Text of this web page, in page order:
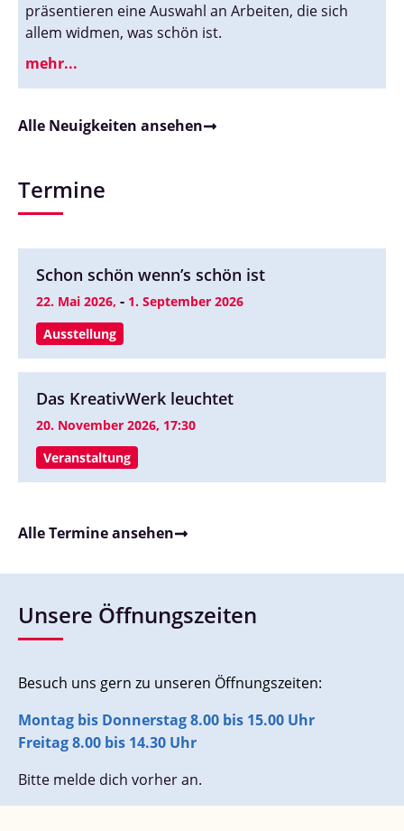
präsentieren eine Auswahl an Arbeiten, die sich
allem widmen, was schön ist.
mehr...
Alle Neuigkeiten ansehen
Termine
Schon schön wenn’s schön ist
22. Mai 2026, - 1. September 2026
Ausstellung
Das KreativWerk leuchtet
20. November 2026, 17:30
Veranstaltung
Alle Termine ansehen
Unsere Öffnungszeiten
Besuch uns gern zu unseren Öffnungszeiten:
Montag bis Donnerstag 8.00 bis 15.00 Uhr
Freitag 8.00 bis 14.30 Uhr
Bitte melde dich vorher an.